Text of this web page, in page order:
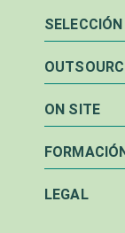
SELECCIÓN
ON SITE
LEGAL